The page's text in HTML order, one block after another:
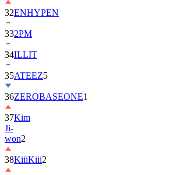
32ENHYPEN
332PM
34ILLIT
35ATEEZ5
36ZEROBASEONE1
37Kim
Ji-
won2
38KiiiKiii2